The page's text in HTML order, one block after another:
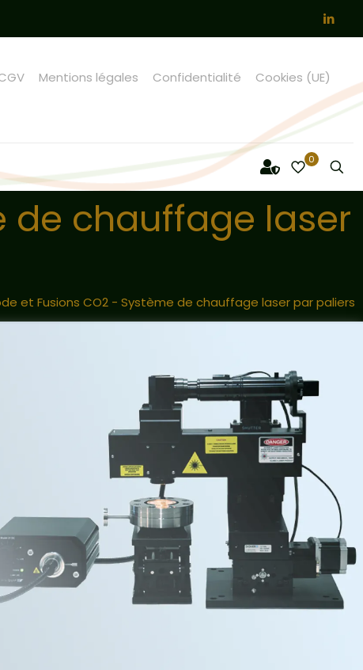
Mentions légales Confidentialité Cookies (UE)
0
de chauffage laser
et Fusions CO2 - Système de chauffage laser par paliers